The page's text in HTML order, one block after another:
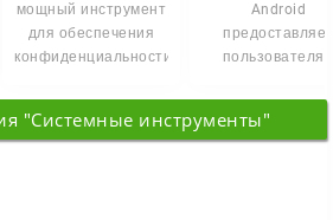
мощный инструмент
для обеспечения
конфиденциальности
интернете.
Android
предоставляет
к социальной
мобильных
"Системные инструменты"